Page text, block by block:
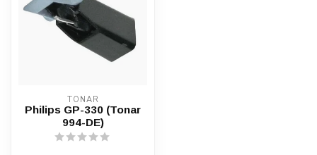
TONAR
Philips GP-330 (Tonar
994-DE)